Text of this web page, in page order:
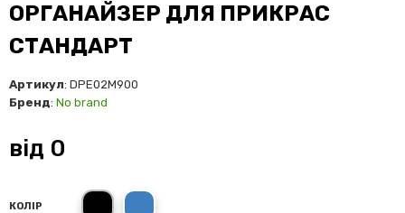
ОРГАНАЙЗЕР ДЛЯ ПРИКРАС
СТАНДАРТ
Артикул: DPE02M900
Бренд: No brand
від 0
КОЛІР
Мультіколор
Синій